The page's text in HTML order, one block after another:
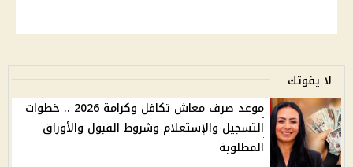
لا يفوتك
موعد صرف معاش تكافل وكرامة 2026 .. خطوات
التسجيل والإستعلام وشروط القبول والأوراق
المطلوبة